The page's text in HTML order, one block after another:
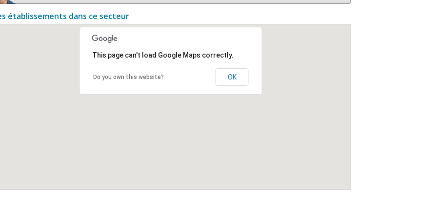
établissements dans ce secteur
This page can't load Google Maps correctly.
Do you own this website? OK